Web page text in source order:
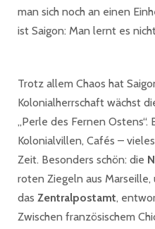
man sich noch an einen
ist Saigon: Man lernt es
Trotz allem Chaos hat
Kolonialherrschaft wächst
„Perle des Fernen Ostens“.
Kolonialvillen, Cafés –
Zeit. Besonders schön: die
roten Ziegeln aus Marseille,
das Zentralpostamt,
Zwischen französischem